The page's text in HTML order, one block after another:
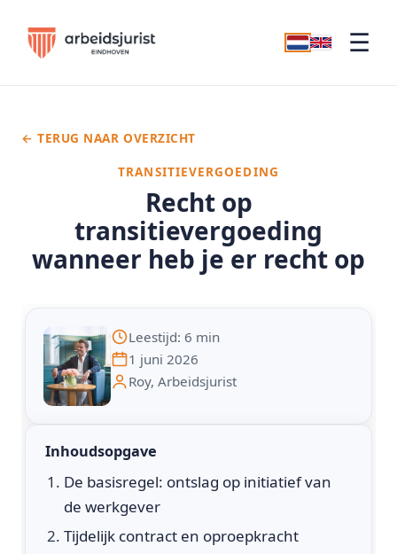
☰
Recht op
transitievergoeding
wanneer heb je er recht op
← TERUG NAAR OVERZICHT
TRANSITIEVERGOEDING
Leestijd: 6 min
1 juni 2026
Roy, Arbeidsjurist
Inhoudsopgave
De basisregel: ontslag op initiatief van
de werkgever
Tijdelijk contract en oproepkracht